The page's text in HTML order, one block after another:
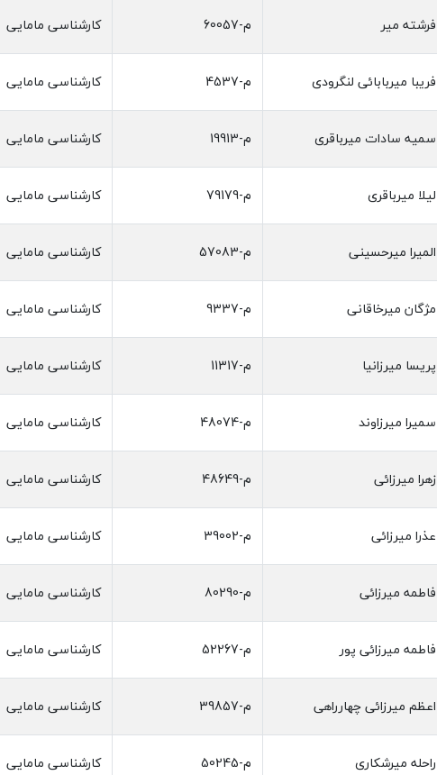
فرشته میر م-60057 کارشناسی مامایی
فریبا میربابائی لنگرودی م-4537 کارشناسی مامایی
سمیه سادات میرباقری م-19913 کارشناسی مامایی
لیلا میرباقری م-79179 کارشناسی مامایی
المیرا میرحسینی م-57083 کارشناسی مامایی
مژگان میرخاقانی م-9337 کارشناسی مامایی
پریسا میرزانیا م-11317 کارشناسی مامایی
سمیرا میرزاوند م-48074 کارشناسی مامایی
زهرا میرزائی م-48649 کارشناسی مامایی
عذرا میرزائی م-39002 کارشناسی مامایی
فاطمه میرزائی م-80290 کارشناسی مامایی
فاطمه میرزائی پور م-52267 کارشناسی مامایی
اعظم میرزائی چهارراهی م-39857 کارشناسی مامایی
راحله میرشکاری م-50245 کارشناسی مامایی